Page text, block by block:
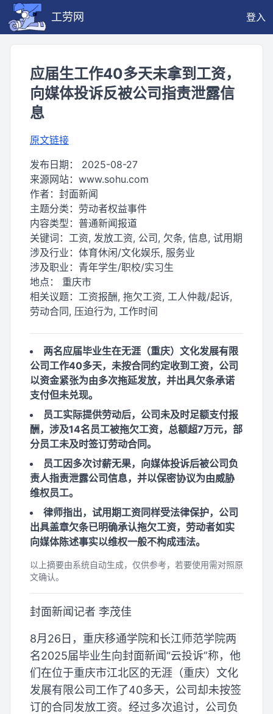
工劳网 登入
应届生工作40多天未拿到工资，
向媒体投诉反被公司指责泄露信
息
原文链接
发布日期： 2025-08-27
来源网站： www.sohu.com
作者： 封面新闻
主题分类： 劳动者权益事件
内容类型： 普通新闻报道
关键词： 工资, 发放工资, 公司, 欠条, 信息, 试用期
涉及行业： 体育休闲/文化娱乐, 服务业
涉及职业： 青年学生/职校/实习生
地点： 重庆市
相关议题： 工资报酬, 拖欠工资, 工人仲裁/起诉,
劳动合同, 压迫行为, 工作时间
两名应届毕业生在无涯（重庆）文化发展有限
公司工作40多天，未按合同约定收到工资，公司
以资金紧张为由多次拖延发放，并出具欠条承诺
支付但未兑现。
员工实际提供劳动后，公司未及时足额支付报
酬，涉及14名员工被拖欠工资，总额超7万元，部
分员工未及时签订劳动合同。
员工因多次讨薪无果，向媒体投诉后被公司负
责人指责泄露公司信息，并以保密协议为由威胁
维权员工。
律师指出，试用期工资同样受法律保护，公司
出具盖章欠条已明确承认拖欠工资，劳动者如实
向媒体陈述事实以维权一般不构成违法。
以上摘要由系统自动生成，仅供参考，若要使用需对照原
文确认。
封面新闻记者 李茂佳
8月26日，重庆移通学院和长江师范学院两
名2025届毕业生向封面新闻“云投诉”称，他
们在位于重庆市江北区的无涯（重庆）文化
发展有限公司工作了40多天，公司却未按签
订的合同发放工资。经过多次追讨，公司负